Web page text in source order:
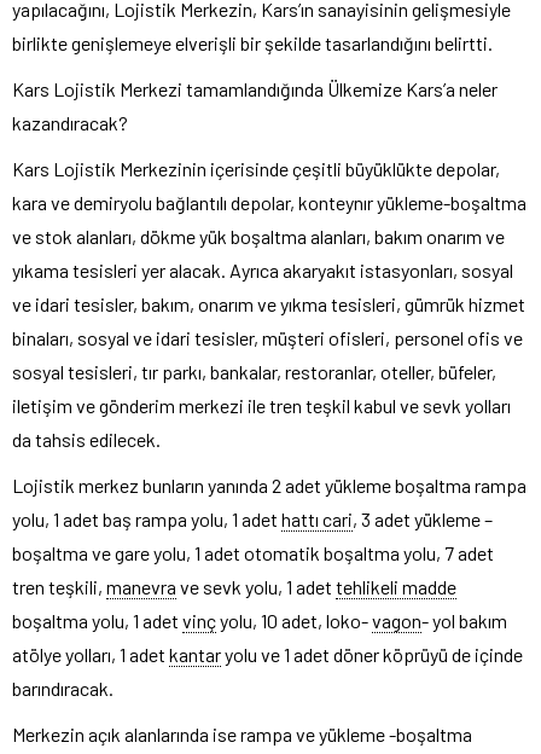
yapılacağını, Lojistik Merkezin, Kars’ın sanayisinin gelişmesiyle
birlikte genişlemeye elverişli bir şekilde tasarlandığını belirtti.
Kars Lojistik Merkezi tamamlandığında Ülkemize Kars’a neler
kazandıracak?
Kars Lojistik Merkezinin içerisinde çeşitli büyüklükte depolar,
kara ve demiryolu bağlantılı depolar, konteynır yükleme-boşaltma
ve stok alanları, dökme yük boşaltma alanları, bakım onarım ve
yıkama tesisleri yer alacak. Ayrıca akaryakıt istasyonları, sosyal
ve idari tesisler, bakım, onarım ve yıkma tesisleri, gümrük hizmet
binaları, sosyal ve idari tesisler, müşteri ofisleri, personel ofis ve
sosyal tesisleri, tır parkı, bankalar, restoranlar, oteller, büfeler,
iletişim ve gönderim merkezi ile tren teşkil kabul ve sevk yolları
da tahsis edilecek.
Lojistik merkez bunların yanında 2 adet yükleme boşaltma rampa
yolu, 1 adet baş rampa yolu, 1 adet hattı cari, 3 adet yükleme –
boşaltma ve gare yolu, 1 adet otomatik boşaltma yolu, 7 adet
tren teşkili, manevra ve sevk yolu, 1 adet tehlikeli madde
boşaltma yolu, 1 adet vinçyolu, 10 adet, loko-vagon- yol bakım
atölye yolları, 1 adet kantaryolu ve 1 adet döner köprüyü de içinde
barındıracak.
Merkezin açık alanlarında ise rampa ve yükleme -boşaltma